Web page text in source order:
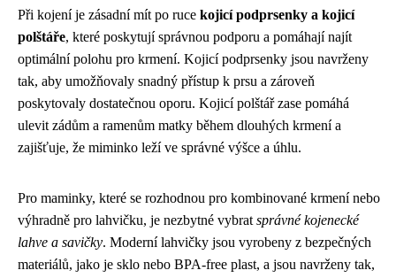
Při kojení je zásadní mít po ruce kojicí podprsenky a kojicí
polštáře, které poskytují správnou podporu a pomáhají najít
optimální polohu pro krmení. Kojicí podprsenky jsou navrženy
tak, aby umožňovaly snadný přístup k prsu a zároveň
poskytovaly dostatečnou oporu. Kojicí polštář zase pomáhá
ulevit zádům a ramenům matky během dlouhých krmení a
zajišťuje, že miminko leží ve správné výšce a úhlu.
Pro maminky, které se rozhodnou pro kombinované krmení nebo
výhradně pro lahvičku, je nezbytné vybrat správné kojenecké
lahve a savičky. Moderní lahvičky jsou vyrobeny z bezpečných
materiálů, jako je sklo nebo BPA-free plast, a jsou navrženy tak,